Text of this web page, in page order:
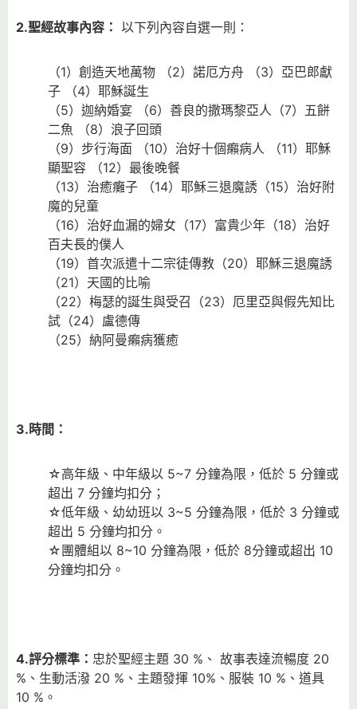
2.聖經故事內容： 以下列內容自選一則：
（1）創造天地萬物 （2）諾厄方舟 （3）亞巴郎獻
子 （4）耶穌誕生
（5）迦納婚宴 （6）善良的撒瑪黎亞人（7）五餅
二魚 （8）浪子回頭
（9）步行海面 （10）治好十個癩病人 （11）耶穌
顯聖容 （12）最後晚餐
（13）治癒癱子 （14）耶穌三退魔誘（15）治好附
魔的兒童
（16）治好血漏的婦女（17）富貴少年（18）治好
百夫長的僕人
（19）首次派遣十二宗徒傳教（20）耶穌三退魔誘
（21）天國的比喻
（22）梅瑟的誕生與受召（23）厄里亞與假先知比
試（24）盧德傳
（25）納阿曼癩病獲癒
3. 時間：
☆高年級、中年級以 5~7 分鐘為限，低於 5 分鐘或
超出 7 分鐘均扣分；
☆低年級、幼幼班以 3~5 分鐘為限，低於 3 分鐘或
超出 5 分鐘均扣分。
☆團體組以 8~10 分鐘為限，低於 8分鐘或超出 10
分鐘均扣分。
4.評分標準： 忠於聖經主題 30 %、 故事表達流暢度 20
%、生動活潑 20 %、主題發揮 10%、服裝 10 %、道具
10 %。